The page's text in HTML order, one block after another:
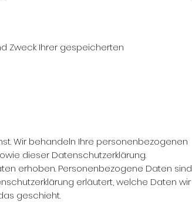
Zweck Ihrer gespeicherten
Wir behandeln Ihre personenbezogenen
dieser Datenschutzerklärung.
erhoben. Personenbezogene Daten sind
erläutert, welche Daten wir
geschieht.